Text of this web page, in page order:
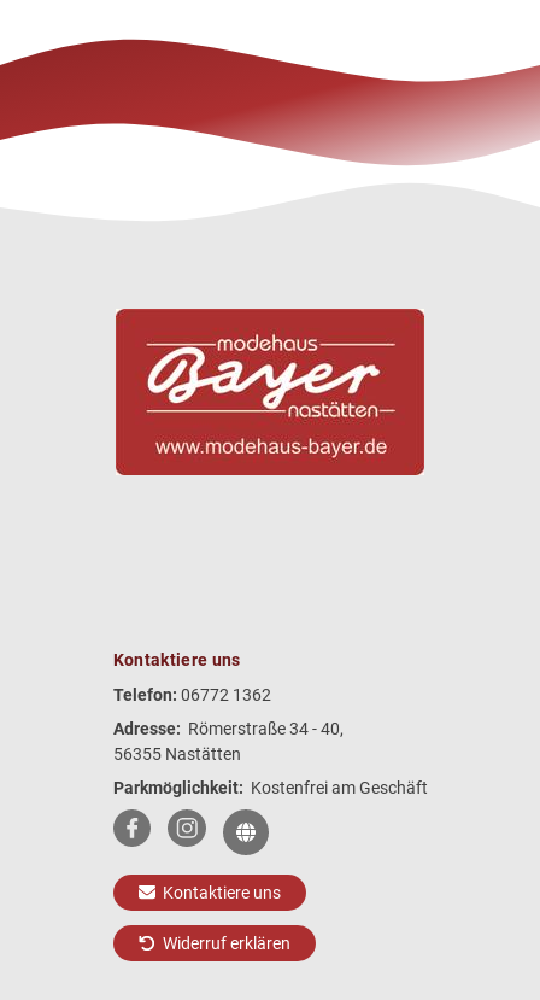
Kontaktiere uns
Telefon: 06772 1362
Adresse: Römerstraße 34 - 40,
56355 Nastätten
Parkmöglichkeit: Kostenfrei am Geschäft
Kontaktiere uns
Widerruf erklären